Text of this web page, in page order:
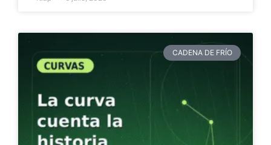
CADENA DE FRÍO